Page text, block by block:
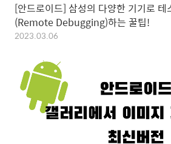
[안드로이드] 삼성의 다양한 기기로 테
(Remote Debugging)하는 꿀팁!
2023.03.06